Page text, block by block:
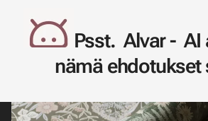
Psst. Alvar - AI
nämä ehdotukset